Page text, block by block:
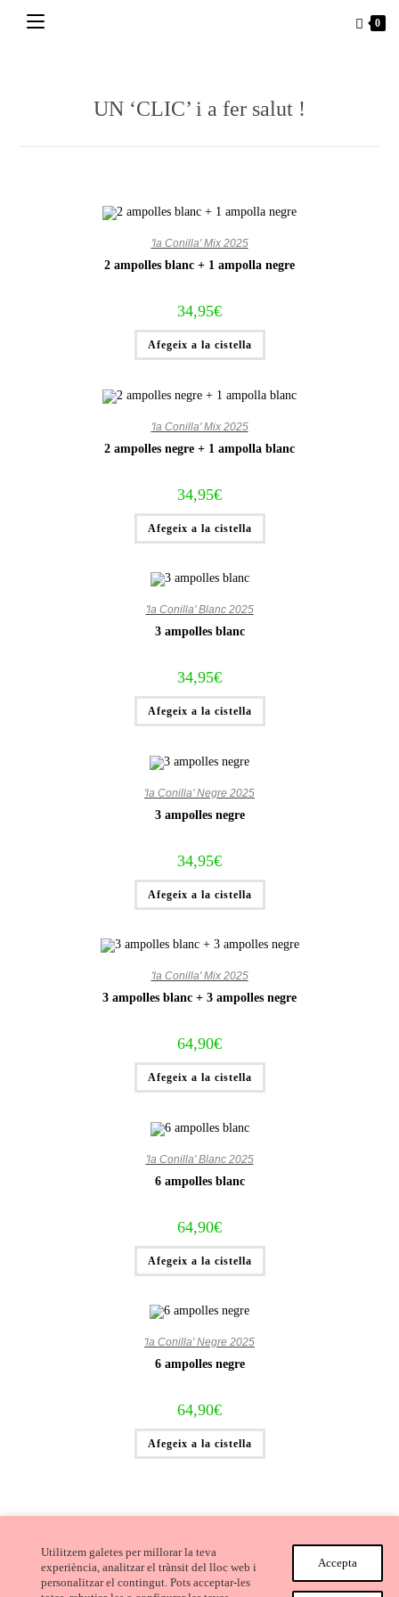
Utilitzem galetes per millorar la teva
experiència, analitzar el trànsit del lloc web i
personalitzar el contingut. Pots acceptar-les
Accepta
0
UN ‘CLIC’ i a fer salut !
'la Conilla' Mix 2025
2 ampolles blanc + 1 ampolla negre
34,95€
Afegeix a la cistella
'la Conilla' Mix 2025
2 ampolles negre + 1 ampolla blanc
34,95€
Afegeix a la cistella
'la Conilla' Blanc 2025
3 ampolles blanc
34,95€
Afegeix a la cistella
'la Conilla' Negre 2025
3 ampolles negre
34,95€
Afegeix a la cistella
'la Conilla' Mix 2025
3 ampolles blanc + 3 ampolles negre
64,90€
Afegeix a la cistella
'la Conilla' Blanc 2025
6 ampolles blanc
64,90€
Afegeix a la cistella
'la Conilla' Negre 2025
6 ampolles negre
64,90€
Afegeix a la cistella
Avís Legal i Condicions de compra Cookies